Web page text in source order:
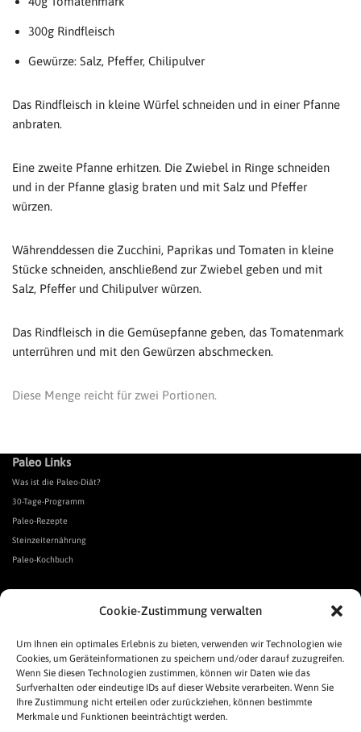
Cookie-Zustimmung verwalten
Um Ihnen ein optimales Erlebnis zu bieten, verwenden wir Technologien wie
Cookies, um Geräteinformationen zu speichern und/oder darauf zuzugreifen.
Wenn Sie diesen Technologien zustimmen, können wir Daten wie das
Surfverhalten oder eindeutige IDs auf dieser Website verarbeiten. Wenn Sie
Ihre Zustimmung nicht erteilen oder zurückziehen, können bestimmte
Merkmale und Funktionen beeinträchtigt werden.
300g Rindfleisch
Gewürze: Salz, Pfeffer, Chilipulver
Das Rindfleisch in kleine Würfel schneiden und in einer Pfanne
anbraten.
Eine zweite Pfanne erhitzen. Die Zwiebel in Ringe schneiden
und in der Pfanne glasig braten und mit Salz und Pfeffer
würzen.
Währenddessen die Zucchini, Paprikas und Tomaten in kleine
Stücke schneiden, anschließend zur Zwiebel geben und mit
Salz, Pfeffer und Chilipulver würzen.
Das Rindfleisch in die Gemüsepfanne geben, das Tomatenmark
unterrühren und mit den Gewürzen abschmecken.
Diese Menge reicht für zwei Portionen.
Paleo Links
Was ist die Paleo-Diät?
30-Tage-Programm
Paleo-Rezepte
Steinzeiternährung
Paleo-Kochbuch
*Affiliate Link. Als Partner verschiedener Unternehmen verdiene ich an qualifizierten Verkäufen.
Urgeschmack-Empfehlungen
Urgeschmack-Shop
Was ist Urgeschmack?
Häufige Fragen
Links